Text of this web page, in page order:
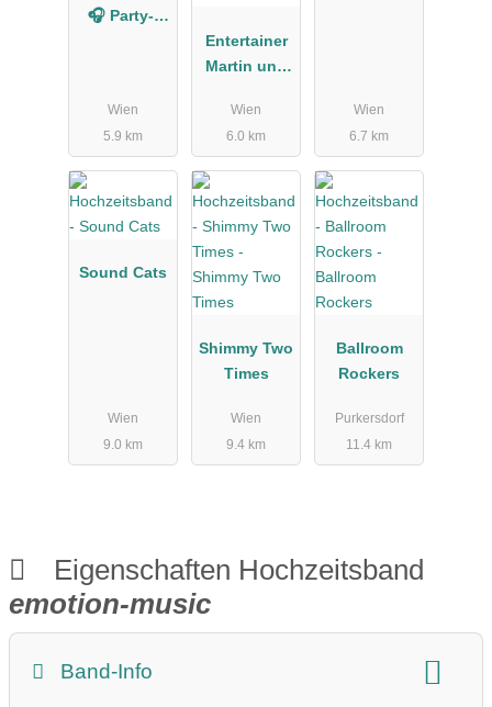
🎧 Party-,
Wien
5.9 km
Entertainer
Martin und
Stars
Hochzeitsba
nd
Wien
6.0 km
Wien
6.7 km
Sound Cats
Wien
9.0 km
Shimmy Two
Times
Wien
9.4 km
Ballroom
Rockers
Purkersdorf
11.4 km
Eigenschaften Hochzeitsband
emotion-music
Band-Info